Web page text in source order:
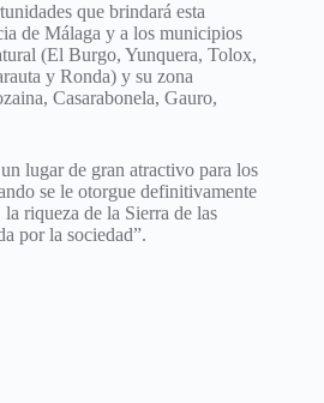
que brindará esta
de Málaga y a los municipios
(El Burgo, Yunquera, Tolox,
y Ronda) y su zona
Casarabonela, Gauro,
lugar de gran atractivo para los
se le otorgue definitivamente
riqueza de la Sierra de las
por la sociedad”.